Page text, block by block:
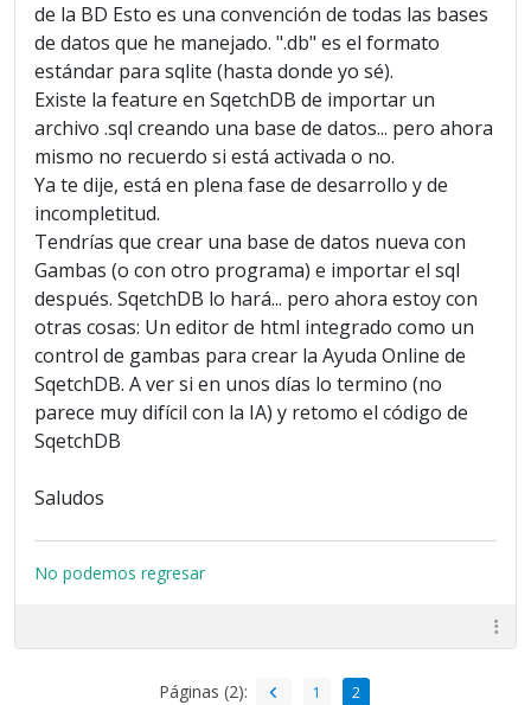
de la BD Esto es una convención de todas las bases
de datos que he manejado. ".db" es el formato
estándar para sqlite (hasta donde yo sé).
Existe la feature en SqetchDB de importar un
archivo .sql creando una base de datos... pero ahora
mismo no recuerdo si está activada o no.
Ya te dije, está en plena fase de desarrollo y de
incompletitud.
Tendrías que crear una base de datos nueva con
Gambas (o con otro programa) e importar el sql
después. SqetchDB lo hará... pero ahora estoy con
otras cosas: Un editor de html integrado como un
control de gambas para crear la Ayuda Online de
SqetchDB. A ver si en unos días lo termino (no
parece muy difícil con la IA) y retomo el código de
SqetchDB
Saludos
No podemos regresar
Páginas (2): 1 2